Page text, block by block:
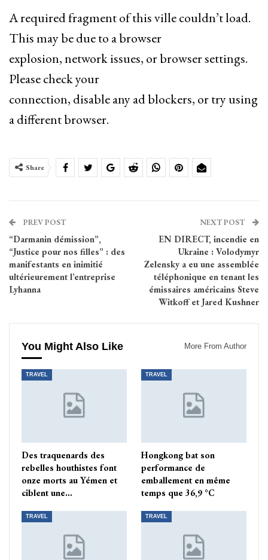
A required fragment of this ville couldn’t load.
This may be due to a browser
explosion, network issues, or browser settings.
Please check your
connection, disable any ad blockers, or try using
a different browser.
Share
PREV POST
“Darmanin démission”,
“Justice pour nos filles” : des
manifestants en inimitié
ultérieurement l’entreprise
Lyhanna
NEXT POST
EN DIRECT, incendie en
Ukraine : Volodymyr
Zelensky a eu une assemblée
téléphonique en tenant les
émissaires américains Steve
Witkoff et Jared Kushner
You Might Also Like More From Author
TRAVEL
Des traquenards des
rebelles houthistes font
onze morts au Yémen et
ciblent une…
TRAVEL
Hongkong bat son
performance de
emballement en même
temps que 36,9 °C
TRAVEL TRAVEL